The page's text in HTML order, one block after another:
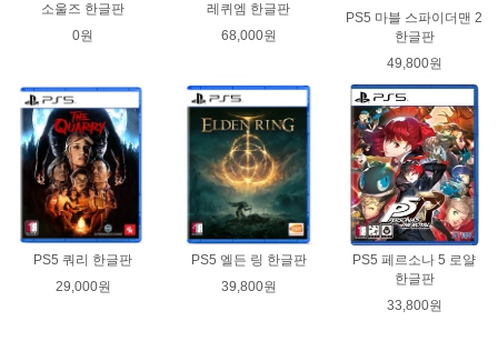
소울즈 한글판
0원
레퀴엠 한글판
68,000원
PS5 마블 스파이더맨 2
한글판
49,800원
PS5 쿼리 한글판
29,000원
PS5 엘든 링 한글판
39,800원
PS5 페르소나 5 로얄
한글판
33,800원